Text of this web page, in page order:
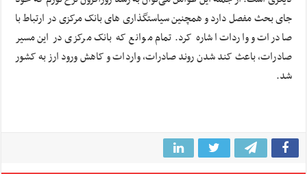
جای بحث مفصل دارد و همچنین سیاستگذاری های بانک مرکزی در ارتباط با
صادرات و واردات اشاره کرد. تمام موانع که بانک مرکزی در این مسیر
صادرات، باعث کند شدن روند صادرات، واردات و کاهش ورود ارز به کشور
شد.